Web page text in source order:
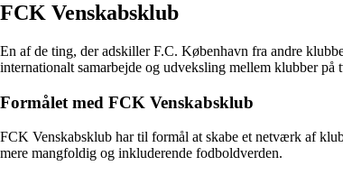
FCK Venskabsklub
En af de ting, der adskiller F.C. København fra andre
internationalt samarbejde og udveksling mellem klubber på
Formålet med FCK Venskabsklub
FCK Venskabsklub har til formål at skabe et netværk af
mere mangfoldig og inkluderende fodboldverden.